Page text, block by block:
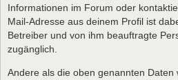
Informationen im Forum oder
Mail-Adresse aus deinem Profil ist
Betreiber und von ihm beauftragte
zugänglich.
Andere als die oben genannten